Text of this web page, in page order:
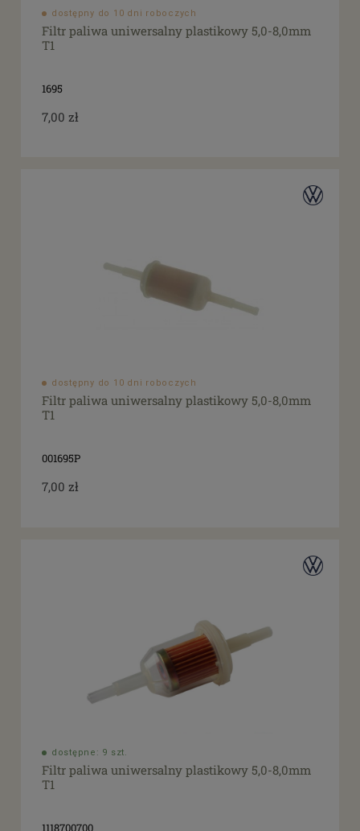
dostępny do 10 dni roboczych
Filtr paliwa uniwersalny plastikowy 5,0-8,0mm
T1
1695
7,00 zł
dostępny do 10 dni roboczych
Filtr paliwa uniwersalny plastikowy 5,0-8,0mm
T1
001695P
7,00 zł
dostępne: 9 szt.
Filtr paliwa uniwersalny plastikowy 5,0-8,0mm
T1
1118700700